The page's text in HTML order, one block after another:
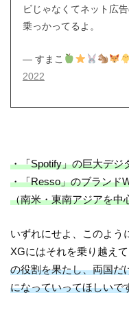
ビじゃなくてネット広
乗っかってるよ。
— すまこ
2022
・「Spotify」の巨大デ
・「Resso」のブランド
（南米・東南アジアを中
いずれにせよ、このよう
XGにはそれを乗り越え
の役割を果たし、両国だ
になっていってほしいで